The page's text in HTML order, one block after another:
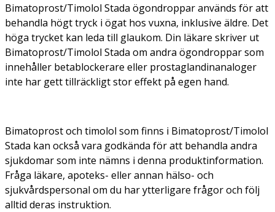
Bimatoprost/Timolol Stada ögondroppar används för att
behandla högt tryck i ögat hos vuxna, inklusive äldre. Det
höga trycket kan leda till glaukom. Din läkare skriver ut
Bimatoprost/Timolol Stada om andra ögondroppar som
innehåller betablockerare eller prostaglandinanaloger
inte har gett tillräckligt stor effekt på egen hand.
Bimatoprost och timolol som finns i Bimatoprost/Timolol
Stada kan också vara godkända för att behandla andra
sjukdomar som inte nämns i denna produktinformation.
Fråga läkare, apoteks- eller annan hälso- och
sjukvårdspersonal om du har ytterligare frågor och följ
alltid deras instruktion.